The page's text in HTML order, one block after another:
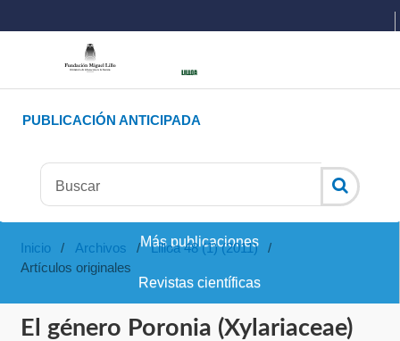
Más publicaciones
Revistas científicas
PUBLICACIÓN ANTICIPADA
Inicio / Archivos / Lilloa 48 (1) (2011)
/
Artículos originales
El género Poronia (Xylariaceae)